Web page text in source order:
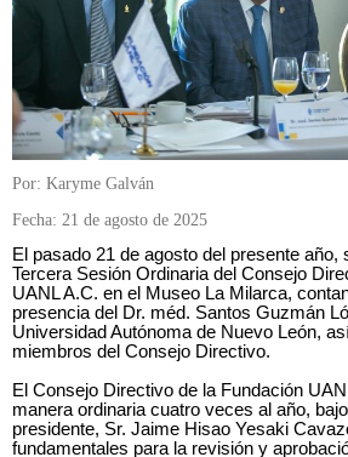
Por: Karyme Galván
Fecha: 21 de agosto de 2025
El pasado 21 de agosto del presente año,
Tercera Sesión Ordinaria del Consejo
UANL A.C. en el Museo La Milarca,
presencia del Dr. méd. Santos Guzmán
Universidad Autónoma de Nuevo León,
miembros del Consejo Directivo.
El Consejo Directivo de la Fundación
manera ordinaria cuatro veces al año,
presidente, Sr. Jaime Hisao Yesaki
fundamentales para la revisión y